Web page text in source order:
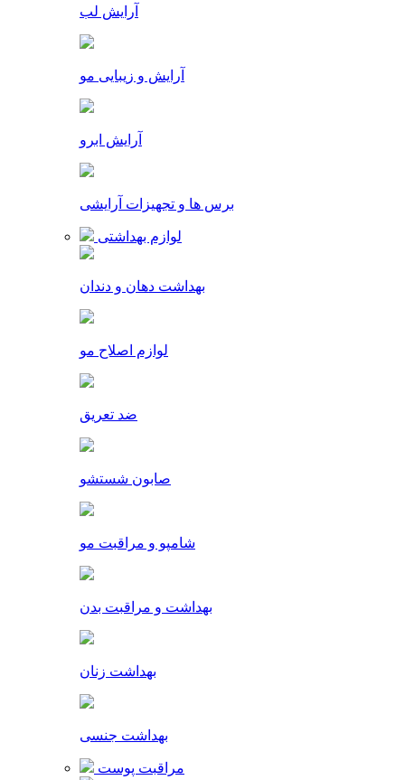
آرایش لب
آرایش و زیبایی مو
آرایش ابرو
برس ها و تجهیزات آرایشی
لوازم بهداشتی
بهداشت دهان و دندان
لوازم اصلاح مو
ضد تعریق
صابون شستشو
شامپو و مراقبت مو
بهداشت و مراقبت بدن
بهداشت زنان
بهداشت جنسی
مراقبت پوست